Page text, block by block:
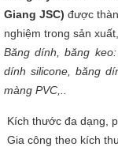
Giang JSC) được
nghiệm trong sản
Băng dính, băng
dính silicone, băng
màng PVC,..
Kích thước đa dạng,
Gia công theo kích